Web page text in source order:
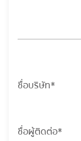
ชื่อบริษัท*
ชื่อผู้ติดต่อ*